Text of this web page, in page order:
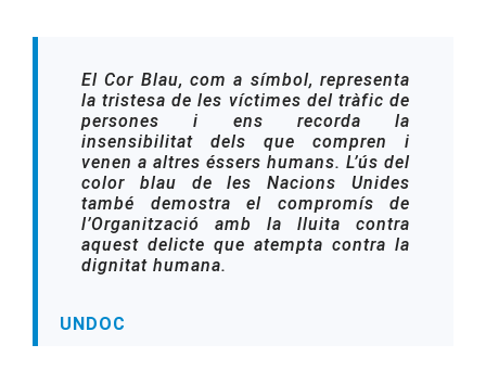
El Cor Blau, com a símbol, representa
la tristesa de les víctimes del tràfic de
persones i ens recorda la
insensibilitat dels que compren i
venen a altres éssers humans. L’ús del
color blau de les Nacions Unides
també demostra el compromís de
l’Organització amb la lluita contra
aquest delicte que atempta contra la
dignitat humana.
UNDOC